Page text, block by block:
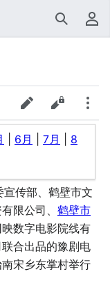
搜索 用
查看表单查看源代
更多
6月 7月
8
传部、鹤壁市文
限公司、 鹤壁市
数字电影院线有
合出品的豫剧电
宋乡东掌村举行